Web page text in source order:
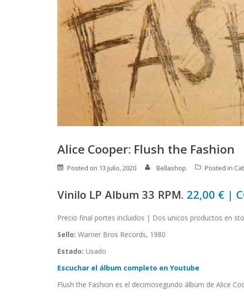
Alice Cooper: Flush the Fashion
Posted on 13 julio, 2020 Bellashop Posted in
Vinilo LP Album 33 RPM. 22,00 € |
Precio final portes incluidos | Dos unicos productos en
Sello: Warner Bros Records, 1980
Estado: Usado
Escuchar el álbum completo en Youtube
Flush the Fashion es el decimosegundo álbum de Alice